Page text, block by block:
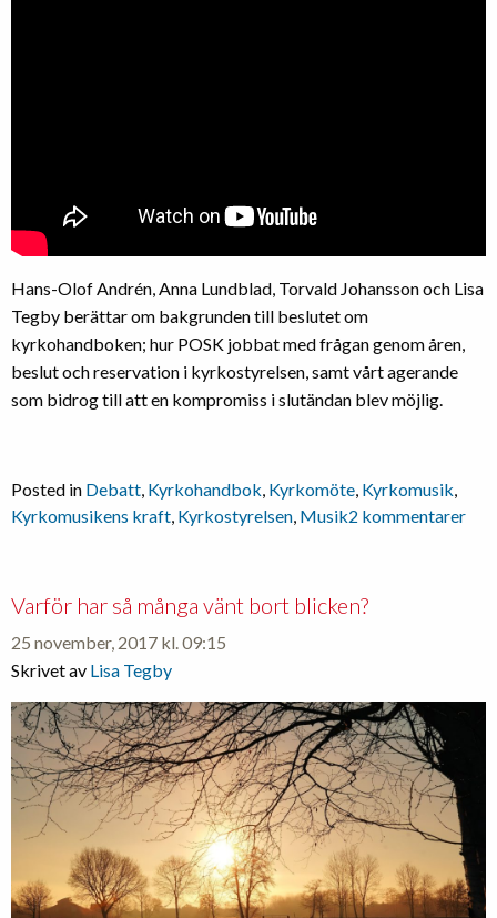
Hans-Olof Andrén, Anna Lundblad, Torvald Johansson och Lisa
Tegby berättar om bakgrunden till beslutet om
kyrkohandboken; hur POSK jobbat med frågan genom åren,
beslut och reservation i kyrkostyrelsen, samt vårt agerande
som bidrog till att en kompromiss i slutändan blev möjlig.
Posted in Debatt, Kyrkohandbok, Kyrkomöte, Kyrkomusik,
Kyrkomusikens kraft, Kyrkostyrelsen, Musik2 kommentarertill
Varför har så många vänt bort blicken?
25 november, 2017 kl. 09:15
Skrivet av Lisa Tegby